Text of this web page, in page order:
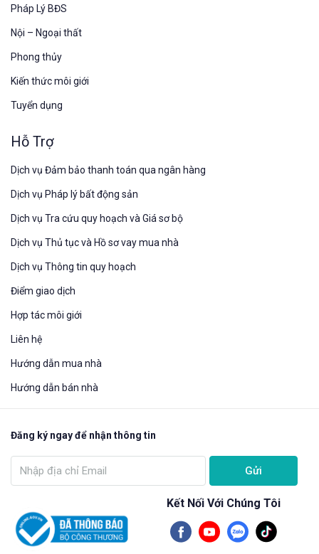
Pháp Lý BĐS
Nội – Ngoại thất
Phong thủy
Kiến thức môi giới
Tuyển dụng
Hỗ Trợ
Dịch vụ Đảm bảo thanh toán qua ngân hàng
Dịch vụ Pháp lý bất động sản
Dịch vụ Tra cứu quy hoạch và Giá sơ bộ
Dịch vụ Thủ tục và Hồ sơ vay mua nhà
Dịch vụ Thông tin quy hoạch
Điểm giao dịch
Hợp tác môi giới
Liên hệ
Hướng dẫn mua nhà​
Hướng dẫn bán nhà
Đăng ký ngay để nhận thông tin
Gửi
Kết Nối Với Chúng Tôi